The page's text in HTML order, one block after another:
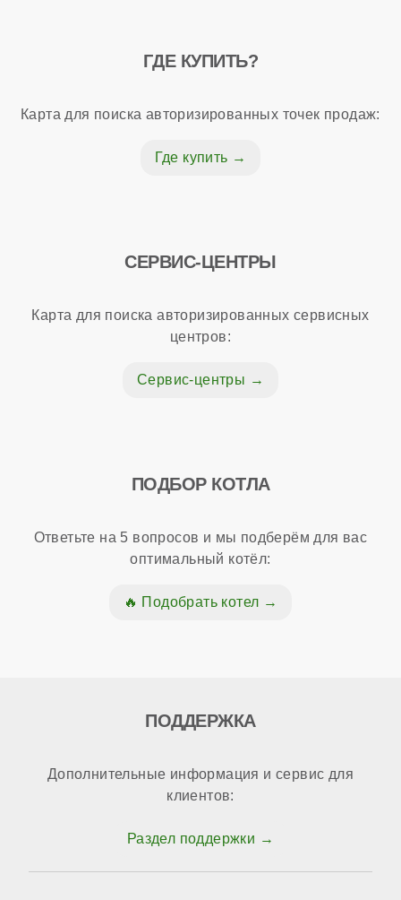
ГДЕ КУПИТЬ?
Карта для поиска авторизированных точек продаж:
Где купить
СЕРВИС-ЦЕНТРЫ
Карта для поиска авторизированных сервисных
центров:
Сервис-центры
ПОДБОР КОТЛА
Ответьте на 5 вопросов и мы подберём для вас
оптимальный котёл:
Подобрать котел
ПОДДЕРЖКА
Дополнительные информация и сервис для
клиентов:
Раздел поддержки